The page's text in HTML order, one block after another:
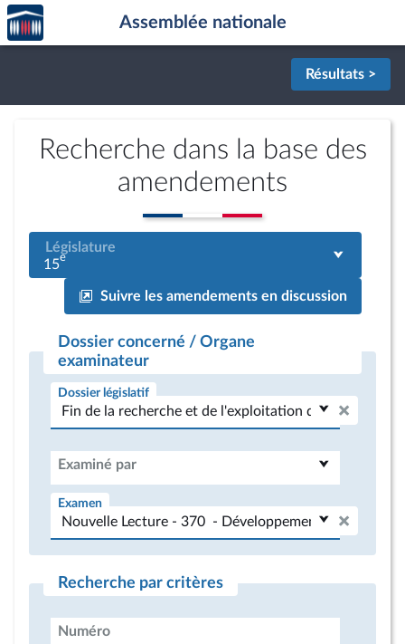
Aller au contenu
Aller en bas de la page
Accèder
à la
page
Assemblée nationale
Résultats >
Recherche dans la base des
amendements
Législature
15e
Suivre les amendements en discussion
Dossier concerné / Organe
examinateur
Dossier législatif
Examiné par
Examen
Recherche par critères
Numéro